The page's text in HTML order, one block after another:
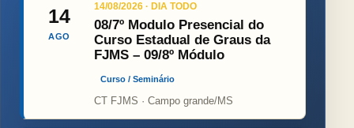
14
AGO
14/08/2026 · DIA TODO
08/7º Modulo Presencial do
Curso Estadual de Graus da
FJMS – 09/8º Módulo
Curso / Seminário
CT FJMS · Campo grande/MS